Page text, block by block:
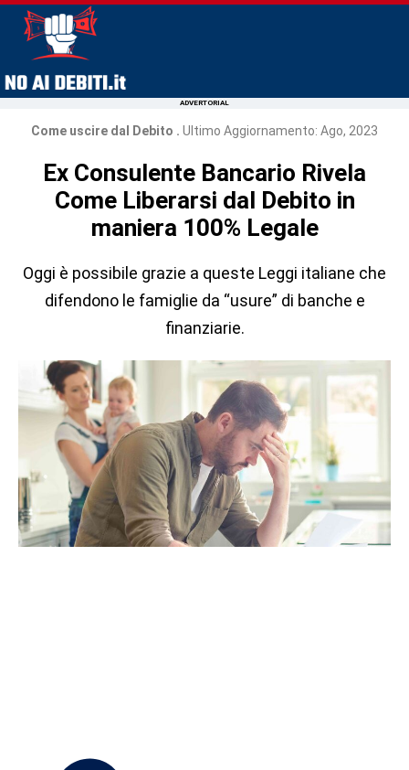
ADVERTORIAL
Come uscire dal Debito . Ultimo Aggiornamento: Ago, 2023
Ex Consulente Bancario Rivela
Come Liberarsi dal Debito in
maniera 100% Legale
Oggi è possibile grazie a queste Leggi italiane che
difendono le famiglie da “usure” di banche e
finanziarie.